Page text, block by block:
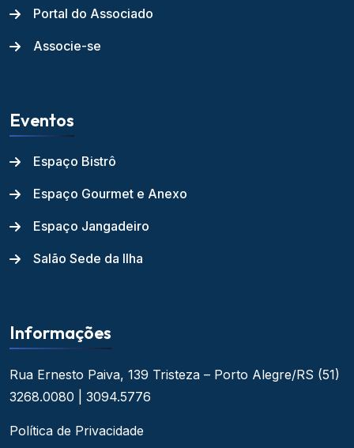
Portal do Associado
Associe-se
Eventos
Espaço Bistrô
Espaço Gourmet e Anexo
Espaço Jangadeiro
Salão Sede da Ilha
Informações
Rua Ernesto Paiva, 139 Tristeza – Porto Alegre/RS (51)
3268.0080 | 3094.5776
Política de Privacidade